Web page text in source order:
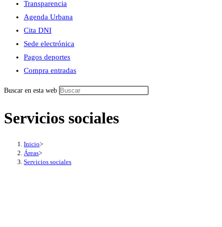
Transparencia
Agenda Urbana
Cita DNI
Sede electrónica
Pagos deportes
Compra entradas
Buscar en esta web
Servicios sociales
Inicio>
Áreas>
Servicios sociales